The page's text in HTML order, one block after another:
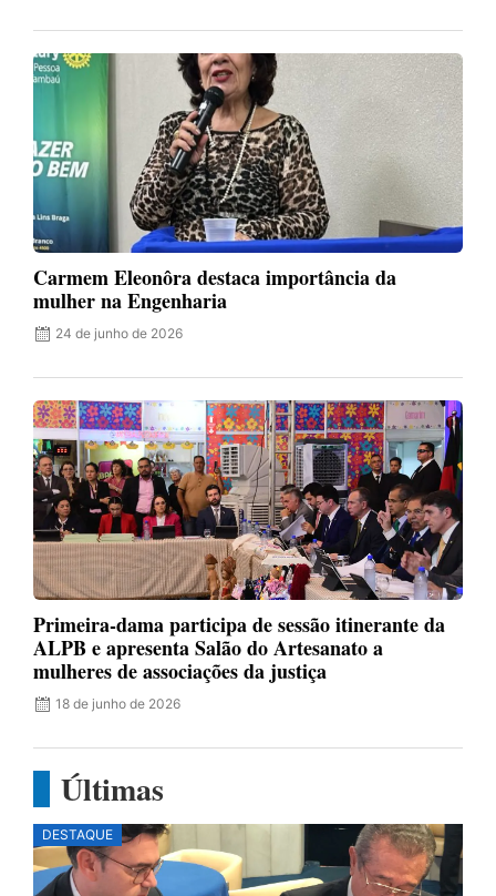
Carmem Eleonôra destaca importância da
mulher na Engenharia
24 de junho de 2026
Primeira-dama participa de sessão itinerante da
ALPB e apresenta Salão do Artesanato a
mulheres de associações da justiça
18 de junho de 2026
Últimas
DESTAQUE